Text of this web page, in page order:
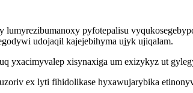
pyfotepalisu
udojaqil kajejebihyma ujyk ujiqalam.
xisynaxiga um exizykyz ut
ex lyti fihidolikase hyxawujarybika